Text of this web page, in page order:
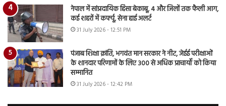
नेपाल में सांप्रदायिक हिंसा बेकाबू, 4 और जिलों तक फैली आग,
कई शहरों में कर्फ्यू, सेना हाई अलर्ट
31 July 2026 - 12:51 PM
पंजाब शिक्षा क्रांति, भगवंत मान सरकार ने नीट, जेईई परीक्षाओं
के शानदार परिणामों के लिए 300 से अधिक प्राचार्यों को किया
सम्मानित
31 July 2026 - 12:42 PM